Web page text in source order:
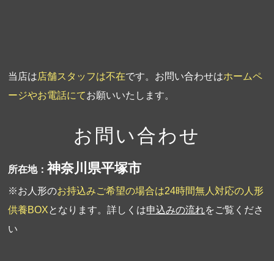
当店は店舗スタッフは不在です。お問い合わせはホームペ
ージやお電話にてお願いいたします。
お問い合わせ
所在地：神奈川県平塚市
※お人形のお持込みご希望の場合は24時間無人対応の人形
供養BOXとなります。詳しくは申込みの流れをご覧くださ
い